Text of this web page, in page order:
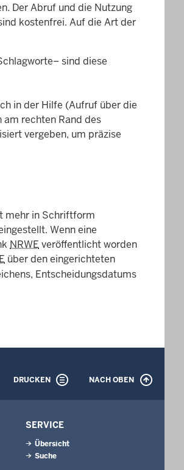
Der Abruf und die Nutzung
kostenfrei. Auf die Art der
sind diese
in der Hilfe (Aufruf über die
rechten Rand des
vergeben, um präzise
mehr in Schriftform
Wenn eine
NRWE veröffentlicht worden
über den eingerichteten
Entscheidungsdatums
DRUCKEN NACH OBEN
SERVICE
Übersicht
Suche